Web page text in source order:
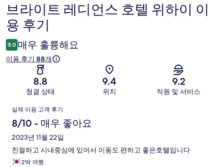
이
용
후
기
브라이트 레디언스 호텔 위하이 이
용 후기
9.0 매우 훌륭해요
이용 후기 88개
8.8
청결 상태
9.4
위치
9.2
직원 및 서비스
이
용
후
기
실제 이용 고객 후기
8/10 - 매우 좋아요
2023년 11월 22일
친절하고 시내중심에 있어서 이동도 편하고 좋은호텔입니다
2박 여행